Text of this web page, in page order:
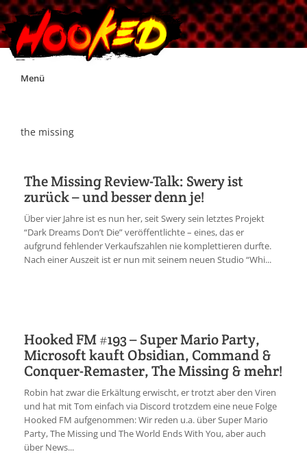
Skip
Menü
Impressum
Jobs
the missing
The Missing Review-Talk: Swery ist
zurück – und besser denn je!
Über vier Jahre ist es nun her, seit Swery sein letztes Projekt
“Dark Dreams Don’t Die” veröffentlichte – eines, das er
aufgrund fehlender Verkaufszahlen nie komplettieren durfte.
Nach einer Auszeit ist er nun mit seinem neuen Studio “Whi...
Hooked FM #193 – Super Mario Party,
Microsoft kauft Obsidian, Command &
Conquer-Remaster, The Missing & mehr!
Robin hat zwar die Erkältung erwischt, er trotzt aber den Viren
und hat mit Tom einfach via Discord trotzdem eine neue Folge
Hooked FM aufgenommen: Wir reden u.a. über Super Mario
Party, The Missing und The World Ends With You, aber auch
über News...